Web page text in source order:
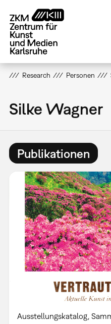
zum
Inhalt
Research Personen
Silke Wagner
Publikationen
Ausstellungskatalog